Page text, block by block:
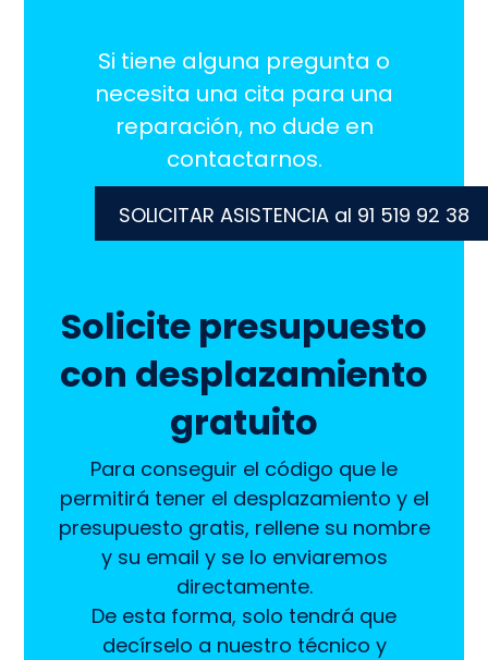
Si tiene alguna pregunta o
necesita una cita para una
reparación, no dude en
contactarnos.
SOLICITAR ASISTENCIA al 91 519 92 38
Solicite presupuesto
con desplazamiento
gratuito
Para conseguir el código que le
permitirá tener el desplazamiento y el
presupuesto gratis, rellene su nombre
y su email y se lo enviaremos
directamente.
De esta forma, solo tendrá que
decírselo a nuestro técnico y